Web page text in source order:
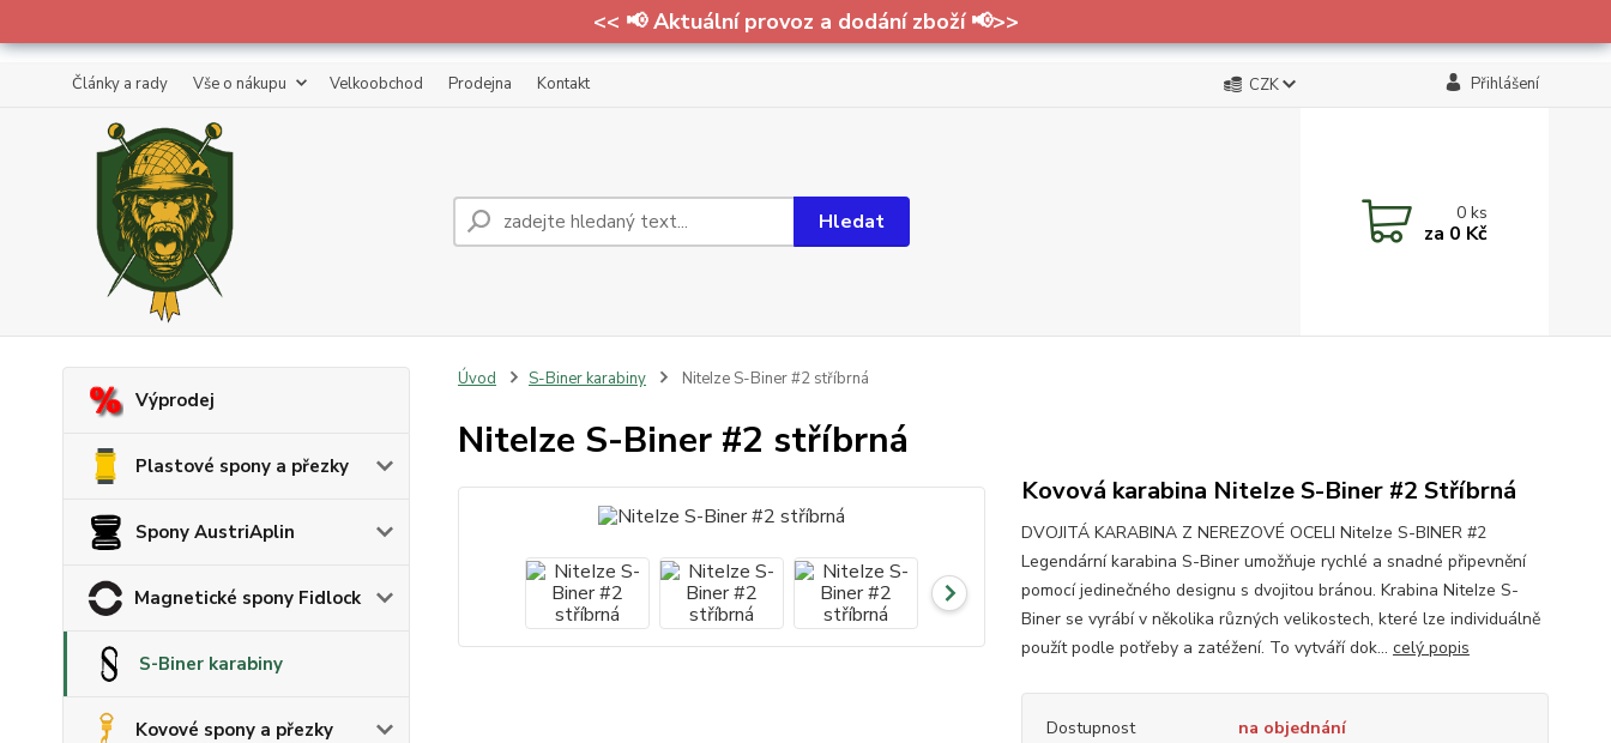
<< 📢 Aktuální provoz a dodání zboží 📢>>
Články a rady Vše o nákupu Velkoobchod Prodejna Kontakt CZK Přihlášení
Hledat 0ks
za 0 Kč
Výprodej
Plastové spony a přezky
Spony AustriAplin
Magnetické spony Fidlock
S-Biner karabiny
Kovové spony a přezky
Úvod S-Biner karabiny NiteIze S-Biner #2 stříbrná
NiteIze S-Biner #2 stříbrná
Kovová karabina NiteIze S-Biner #2 Stříbrná
DVOJITÁ KARABINA Z NEREZOVÉ OCELI NiteIze S-BINER #2
Legendární karabina S-Biner umožňuje rychlé a snadné připevnění
pomocí jedinečného designu s dvojitou bránou. Krabina NiteIze S-
Biner se vyrábí v několika různých velikostech, které lze individuálně
použít podle potřeby a zatéžení. To vytváří dok... celý popis
Dostupnost
na objednání